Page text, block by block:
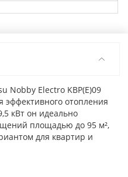
Nobby Electro KBP(E)09
отопления
кВт он идеально
площадью до 95 м²,
для квартир и